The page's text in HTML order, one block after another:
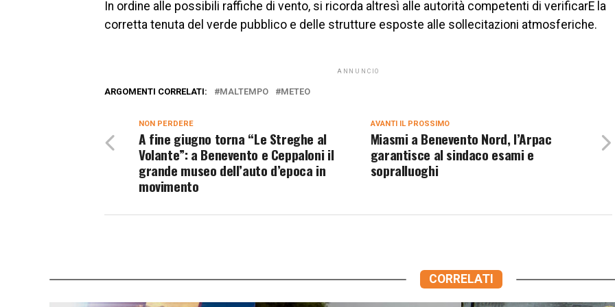
In ordine alle possibili raffiche di vento, si ricorda altresì alle autorità competenti di verificarE la
corretta tenuta del verde pubblico e delle strutture esposte alle sollecitazioni atmosferiche.
ANNUNCIO
ARGOMENTI CORRELATI: MALTEMPO METEO
AVANTI IL ​​PROSSIMO
Miasmi a Benevento Nord, l’Arpac
garantisce al sindaco esami e
sopralluoghi
NON PERDERE
A fine giugno torna “Le Streghe al
Volante”: a Benevento e Ceppaloni il
grande museo dell’auto d’epoca in
movimento
CORRELATI